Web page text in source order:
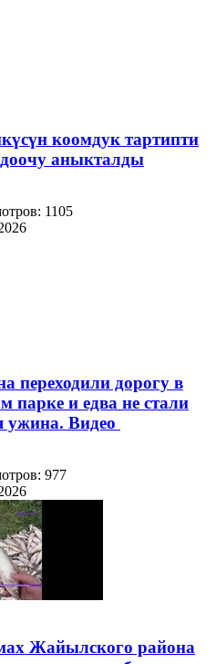
коомдук тартипти
аныкталды
1105
переходили дорогу в
парке и едва не стали
ужина. Видео
977
Жайылского района